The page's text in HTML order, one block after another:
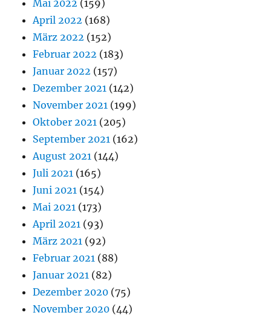
Mai 2022 (159)
April 2022 (168)
März 2022 (152)
Februar 2022 (183)
Januar 2022 (157)
Dezember 2021 (142)
November 2021 (199)
Oktober 2021 (205)
September 2021 (162)
August 2021 (144)
Juli 2021 (165)
Juni 2021 (154)
Mai 2021 (173)
April 2021 (93)
März 2021 (92)
Februar 2021 (88)
Januar 2021 (82)
Dezember 2020 (75)
November 2020 (44)